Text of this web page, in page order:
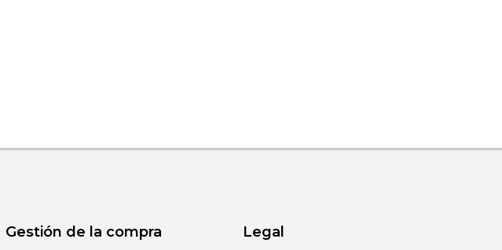
Gestión de la compra Legal